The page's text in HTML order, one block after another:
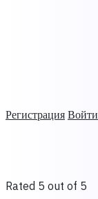
Регистрация Войти
Rated 5 out of 5